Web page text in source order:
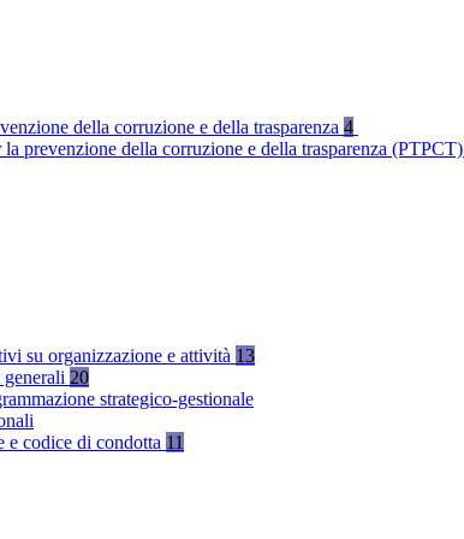
della corruzione e della trasparenza 4
la prevenzione della corruzione e della trasparenza (PTPCT)
su organizzazione e attività 13
20
strategico-gestionale
e codice di condotta 11